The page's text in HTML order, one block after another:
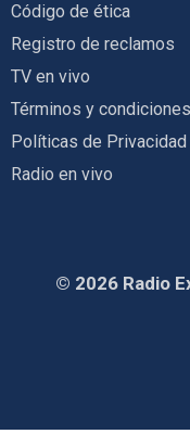
Código de ética
Registro de reclamos
TV en vivo
Términos y condiciones
Políticas de Privacidad
Radio en vivo
© 2026 Radio